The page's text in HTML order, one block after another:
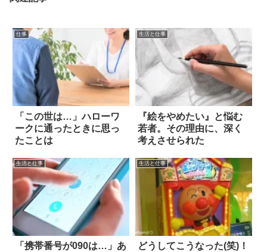
仕事
「この世は…」ハローワ
ークに通ったときに思っ
たことは
生活と仕事
『絵をやめたい』と悩む
若者。その理由に、深く
考えさせられた
生活と仕事
「携帯番号が090は…」あ
生活と仕事
どうしてこうなった(笑)！